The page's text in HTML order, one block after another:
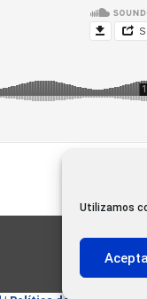
Utilizamos